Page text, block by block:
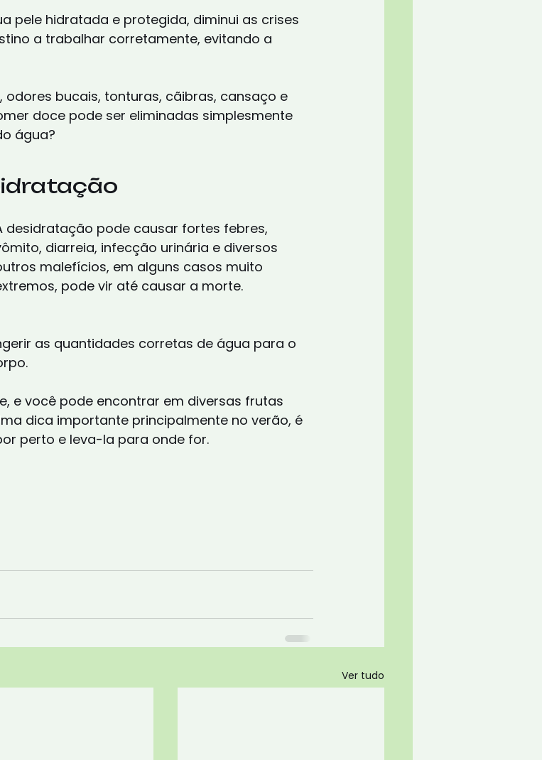
a trabalhar corretamente, evitando a
bucais, tonturas, cãibras, cansaço e
doce pode ser eliminadas simplesmente
água?
desidratação pode causar fortes febres,
diarreia, infecção urinária e diversos
malefícios, em alguns casos muito
pode vir até causar a morte.
as quantidades corretas de água para o
e você pode encontrar em diversas frutas
dica importante principalmente no verão, é
perto e leva-la para onde for.
Ver tudo